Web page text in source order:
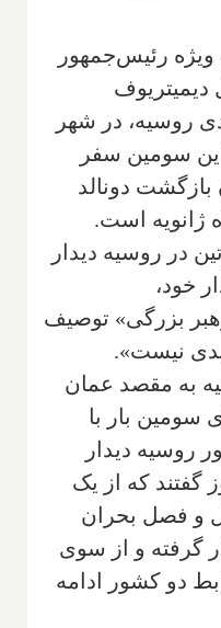
ویژه رئیس‌جمهور
دیمیتریوف
روسیه، در شهر
سومین سفر
بازگشت دونالد
ژانویه است.
در روسیه دیدار
خود،
بزرگی» توصیف
بدی نیست».
به مقصد عمان
سومین بار با
روسیه دیدار
گفتند که از یک
و فصل بحران
گرفته و از سوی
دو کشور ادامه